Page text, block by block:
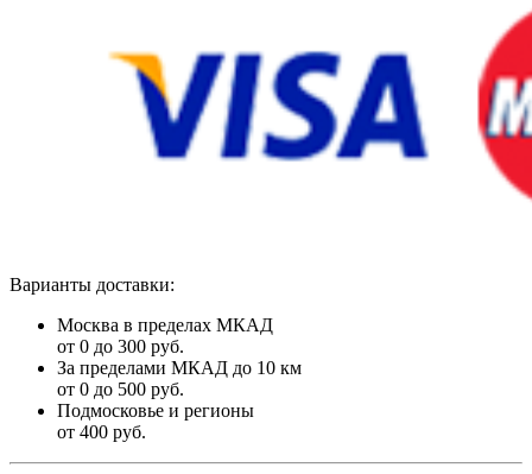
Варианты доставки:
Москва в пределах МКАД
от 0 до 300 руб.
За пределами МКАД до 10 км
от 0 до 500 руб.
Подмосковье и регионы
от 400 руб.